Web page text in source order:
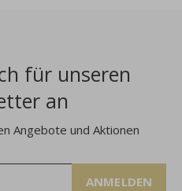
für unseren
an
Angebote und Aktionen
ANMELDEN